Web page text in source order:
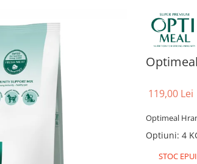
119,00 Lei
Optimeal
Optiuni: 4
STOC